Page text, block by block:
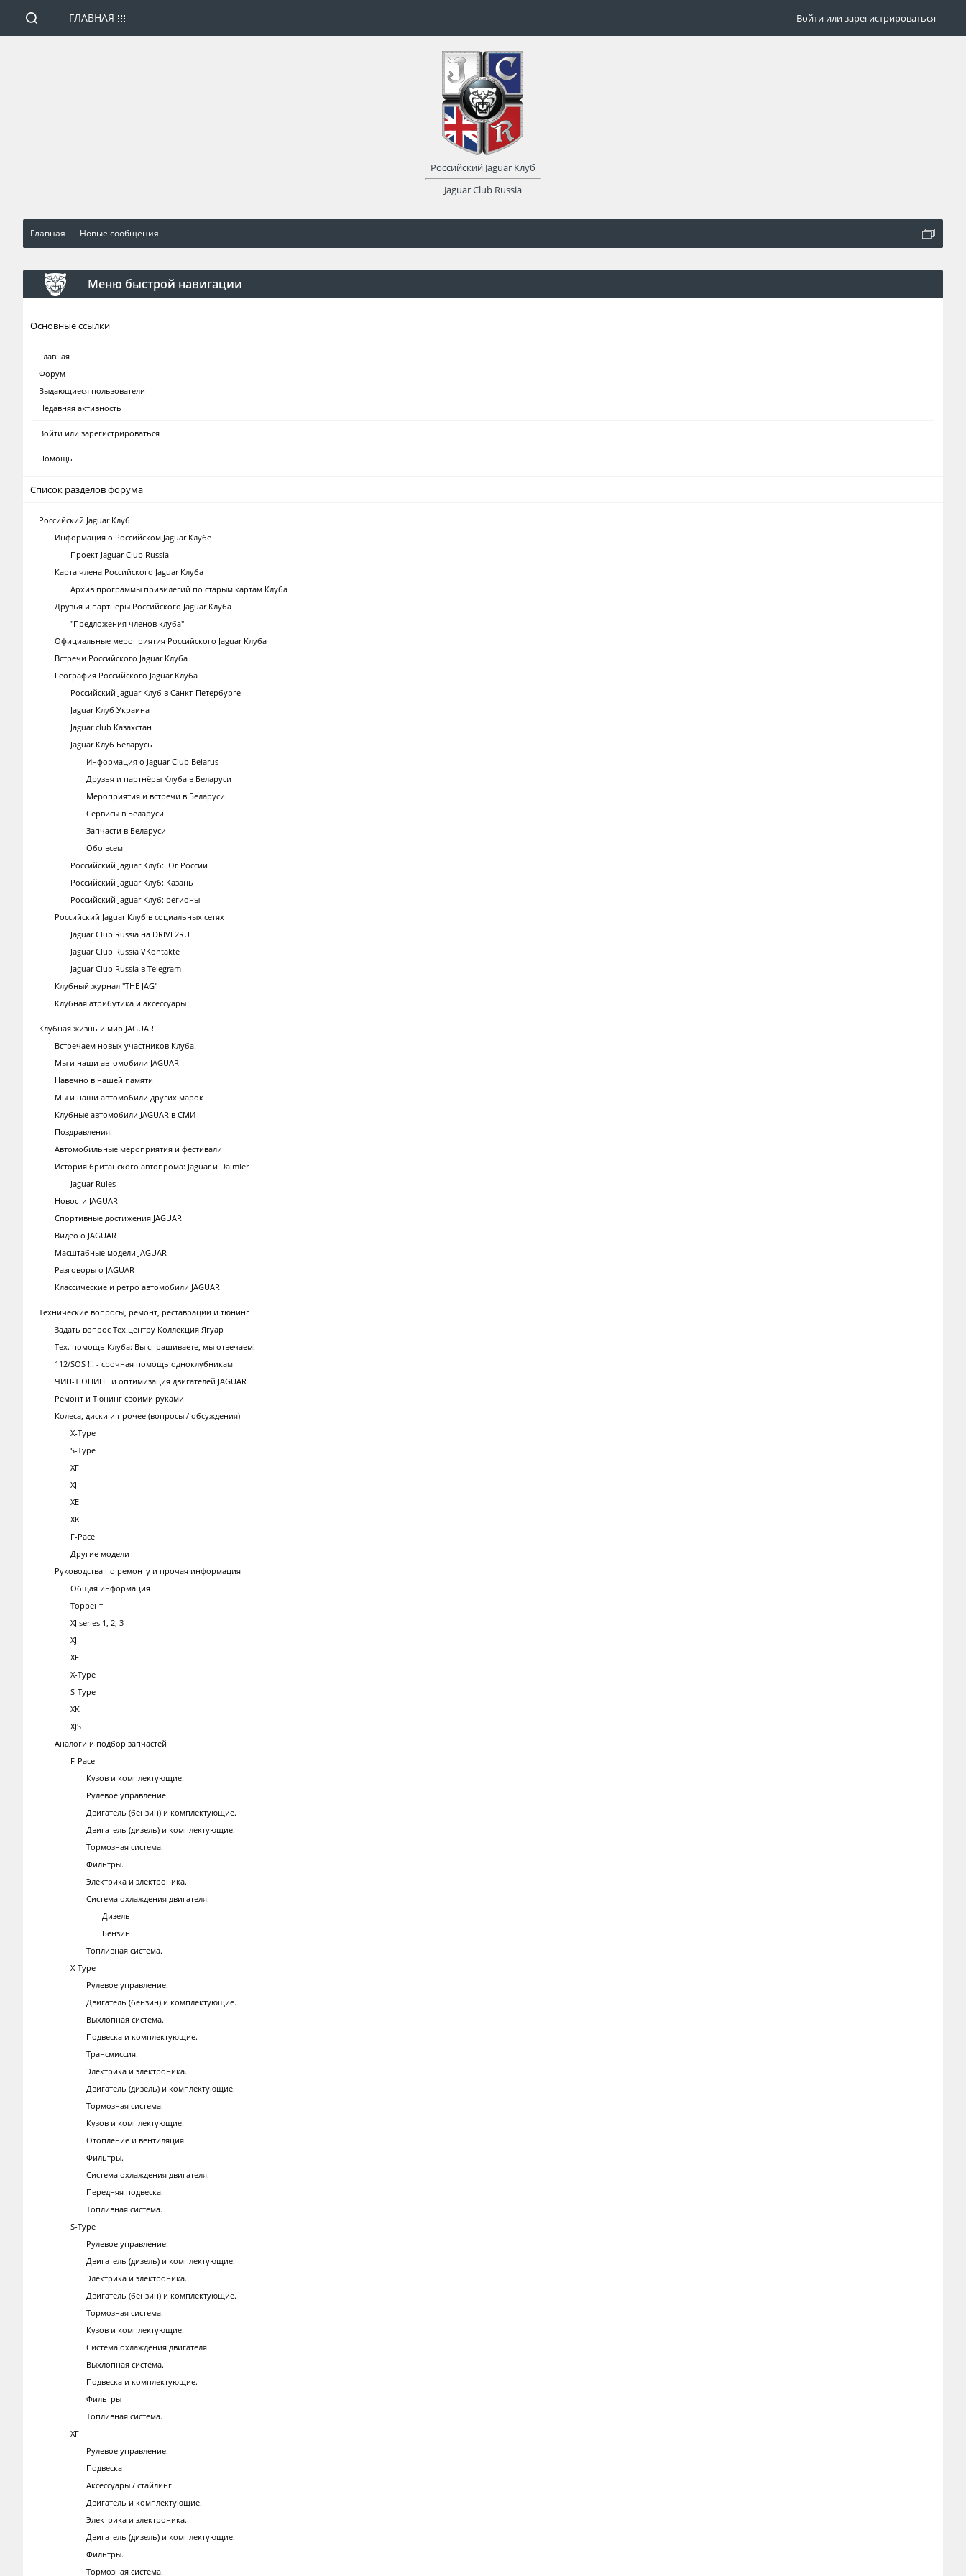
Главная Новые сообщения
Меню быстрой навигации
Основные ссылки
Главная
Форум
Выдающиеся пользователи
Недавняя активность
Войти или зарегистрироваться
Помощь
Список разделов форума
Российский Jaguar Клуб
Информация о Российском Jaguar Клубе
Проект Jaguar Club Russia
Карта члена Российского Jaguar Клуба
Архив программы привилегий по старым картам Клуба
Друзья и партнеры Российского Jaguar Клуба
"Предложения членов клуба"
Официальные мероприятия Российского Jaguar Клуба
Встречи Российского Jaguar Клуба
География Российского Jaguar Клуба
Российский Jaguar Клуб в Санкт-Петербурге
Jaguar Клуб Украина
Jaguar club Казахстан
Jaguar Клуб Беларусь
Информация о Jaguar Club Belarus
Друзья и партнёры Клуба в Беларуси
Мероприятия и встречи в Беларуси
Сервисы в Беларуси
Запчасти в Беларуси
Обо всем
Российский Jaguar Клуб: Юг России
Российский Jaguar Клуб: Казань
Российский Jaguar Клуб: регионы
Российский Jaguar Клуб в социальных сетях
Jaguar Club Russia на DRIVE2RU
Jaguar Club Russia VKontakte
Jaguar Club Russia в Telegram
Клубный журнал "THE JAG"
Клубная атрибутика и аксессуары
Клубная жизнь и мир JAGUAR
Встречаем новых участников Клуба!
Мы и наши автомобили JAGUAR
Навечно в нашей памяти
Мы и наши автомобили других марок
Клубные автомобили JAGUAR в СМИ
Поздравления!
Автомобильные мероприятия и фестивали
История британского автопрома: Jaguar и Daimler
Jaguar Rules
Новости JAGUAR
Спортивные достижения JAGUAR
Видео о JAGUAR
Масштабные модели JAGUAR
Разговоры о JAGUAR
Классические и ретро автомобили JAGUAR
Технические вопросы, ремонт, реставрации и тюнинг
Задать вопрос Тех.центру Коллекция Ягуар
Тех. помощь Клуба: Вы спрашиваете, мы отвечаем!
112/SOS !!! - срочная помощь одноклубникам
ЧИП-ТЮНИНГ и оптимизация двигателей JAGUAR
Ремонт и Тюнинг своими руками
Колеса, диски и прочее (вопросы / обсуждения)
X-Type
S-Type
XF
XJ
XE
XK
F-Pace
Другие модели
Руководства по ремонту и прочая информация
Общая информация
Торрент
XJ series 1, 2, 3
XJ
XF
X-Type
S-Type
XK
XJS
Аналоги и подбор запчастей
F-Pace
Кузов и комплектующие.
Рулевое управление.
Двигатель (бензин) и комплектующие.
Двигатель (дизель) и комплектующие.
Тормозная система.
Фильтры.
Электрика и электроника.
Система охлаждения двигателя.
Дизель
Бензин
Топливная система.
X-Type
Рулевое управление.
Двигатель (бензин) и комплектующие.
Выхлопная система.
Подвеска и комплектующие.
Трансмиссия.
Электрика и электроника.
Двигатель (дизель) и комплектующие.
Тормозная система.
Кузов и комплектующие.
Отопление и вентиляция
Фильтры.
Система охлаждения двигателя.
Передняя подвеска.
Топливная система.
S-Type
Рулевое управление.
Двигатель (дизель) и комплектующие.
Электрика и электроника.
Двигатель (бензин) и комплектующие.
Тормозная система.
Кузов и комплектующие.
Система охлаждения двигателя.
Выхлопная система.
Подвеска и комплектующие.
Фильтры
Топливная система.
XF
Рулевое управление.
Подвеска
Аксессуары / стайлинг
Двигатель и комплектующие.
Электрика и электроника.
Двигатель (дизель) и комплектующие.
Фильтры.
Тормозная система.
ГЛАВНАЯ
Российский Jaguar Клуб
Jaguar Club Russia
Войти или зарегистрироваться